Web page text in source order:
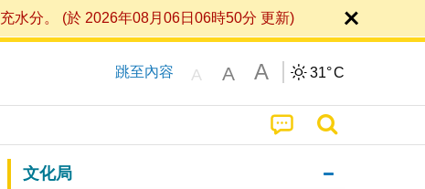
水分。 (於 2026年08月06日06時50分 更新)
跳至內容 A A A 31°C
文化局